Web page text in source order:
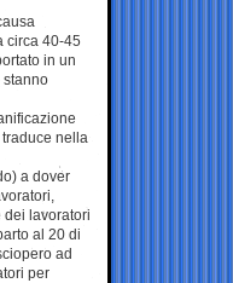
circa 40-45
in un
stanno
nella
a dover
dei lavoratori
al 20 di
ad
per